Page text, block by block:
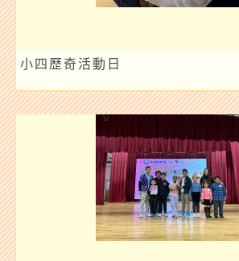
小四歷奇活動日